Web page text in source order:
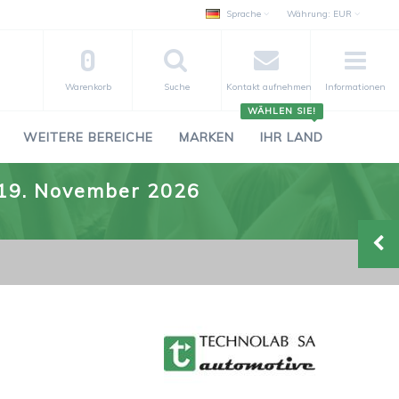
Währung: EUR
Sprache
Informationen
Kontakt aufnehmen
Suche
0
Warenkorb
WEITERE BEREICHE MARKEN
WÄHLEN SIE!
IHR LAND
November 2026